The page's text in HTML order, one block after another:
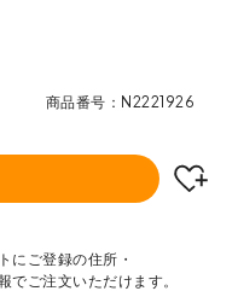
商品番号 N2221926
にご登録の住所・
でご注文いただけます。